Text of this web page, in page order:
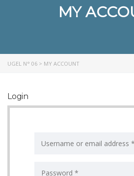
MY
UGEL N° 06 > MY ACCOUNT
Login